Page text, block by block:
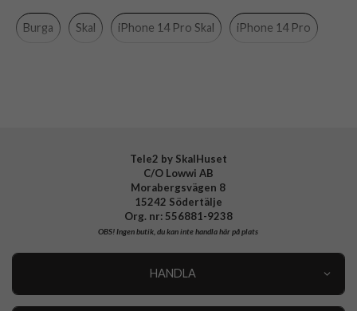
Material Hårdplast (PC), Mjukplast (TPU)
Burga Skal iPhone 14 Pro Skal iPhone 14 Pro
Tele2 by SkalHuset
C/O Lowwi AB
Morabergsvägen 8
15242 Södertälje
Org. nr: 556881-9238
OBS!Ingen butik, du kan inte handla här på plats
HANDLA